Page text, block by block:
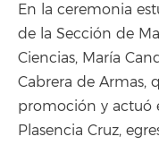
En la ceremonia
de la Sección de
Ciencias, María
Cabrera de Armas,
promoción y actuó
Plasencia Cruz,